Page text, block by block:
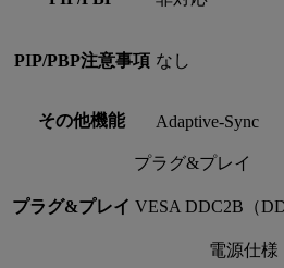
PIP/PBP注意事項 なし
その他機能 Adaptive-Sync
プラグ&プレイ
プラグ&プレイ VESA DDC2B（
電源仕様